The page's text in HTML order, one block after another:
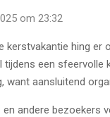
om 23:32
kerstvakantie hing er
een sfeervolle
want aansluitend
andere